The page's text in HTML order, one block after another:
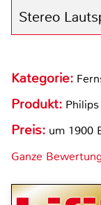
Stereo
Kategorie:
Produkt:
Preis: um 1900
Ganze